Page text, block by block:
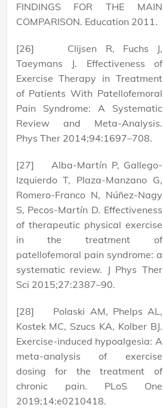
FINDINGS FOR THE MAIN
COMPARISON. Education 2011.
[26] Clijsen R, Fuchs J,
Taeymans J. Effectiveness of
Exercise Therapy in Treatment
of Patients With Patellofemoral
Pain Syndrome: A Systematic
Review and Meta-Analysis.
Phys Ther 2014;94:1697–708.
[27] Alba-Martín P, Gallego-
Izquierdo T, Plaza-Manzano G,
Romero-Franco N, Núñez-Nagy
S, Pecos-Martín D. Effectiveness
of therapeutic physical exercise
in the treatment of
patellofemoral pain syndrome: a
systematic review. J Phys Ther
Sci 2015;27:2387–90.
[28] Polaski AM, Phelps AL,
Kostek MC, Szucs KA, Kolber BJ.
Exercise-induced hypoalgesia: A
meta-analysis of exercise
dosing for the treatment of
chronic pain. PLoS One
2019;14:e0210418.